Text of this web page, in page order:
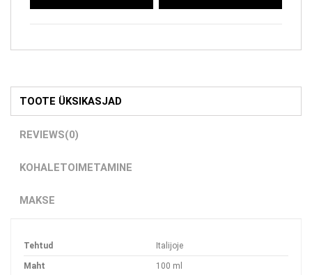
TOOTE ÜKSIKASJAD
REVIEWS(0)
KOHALETOIMETAMINE
MAKSE
Tehtud Italijoje
Maht 100 ml